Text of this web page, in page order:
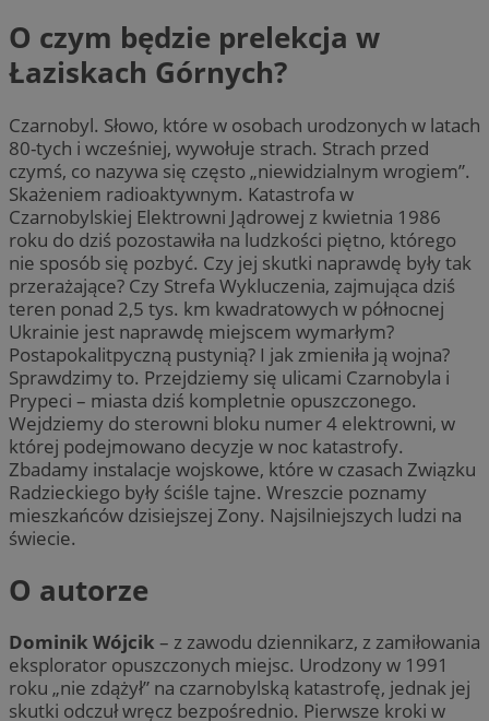
O czym będzie prelekcja w
Łaziskach Górnych?
Czarnobyl. Słowo, które w osobach urodzonych w latach
80-tych i wcześniej, wywołuje strach. Strach przed
czymś, co nazywa się często „niewidzialnym wrogiem”.
Skażeniem radioaktywnym. Katastrofa w
Czarnobylskiej Elektrowni Jądrowej z kwietnia 1986
roku do dziś pozostawiła na ludzkości piętno, którego
nie sposób się pozbyć. Czy jej skutki naprawdę były tak
przerażające? Czy Strefa Wykluczenia, zajmująca dziś
teren ponad 2,5 tys. km kwadratowych w północnej
Ukrainie jest naprawdę miejscem wymarłym?
Postapokalitpyczną pustynią? I jak zmieniła ją wojna?
Sprawdzimy to. Przejdziemy się ulicami Czarnobyla i
Prypeci – miasta dziś kompletnie opuszczonego.
Wejdziemy do sterowni bloku numer 4 elektrowni, w
której podejmowano decyzje w noc katastrofy.
Zbadamy instalacje wojskowe, które w czasach Związku
Radzieckiego były ściśle tajne. Wreszcie poznamy
mieszkańców dzisiejszej Zony. Najsilniejszych ludzi na
świecie.
O autorze
Dominik Wójcik – z zawodu dziennikarz, z zamiłowania
eksplorator opuszczonych miejsc. Urodzony w 1991
roku „nie zdążył” na czarnobylską katastrofę, jednak jej
skutki odczuł wręcz bezpośrednio. Pierwsze kroki w